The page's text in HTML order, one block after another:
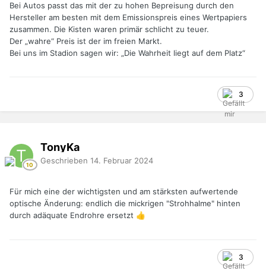
Bei Autos passt das mit der zu hohen Bepreisung durch den
Hersteller am besten mit dem Emissionspreis eines Wertpapiers
zusammen. Die Kisten waren primär schlicht zu teuer.
Der „wahre“ Preis ist der im freien Markt.
Bei uns im Stadion sagen wir: „Die Wahrheit liegt auf dem Platz“
3
TonyKa
Geschrieben 14. Februar 2024
Für mich eine der wichtigsten und am stärksten aufwertende
optische Änderung: endlich die mickrigen "Strohhalme" hinten
durch adäquate Endrohre ersetzt 👍
3